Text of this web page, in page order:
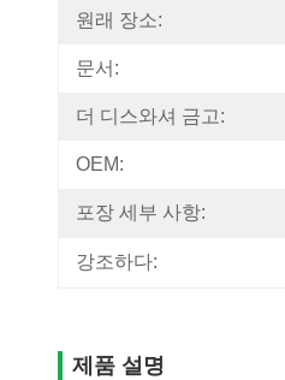
원래 장소:
문서:
더 디스와셔 금고:
OEM:
포장 세부 사항:
강조하다:
제품 설명